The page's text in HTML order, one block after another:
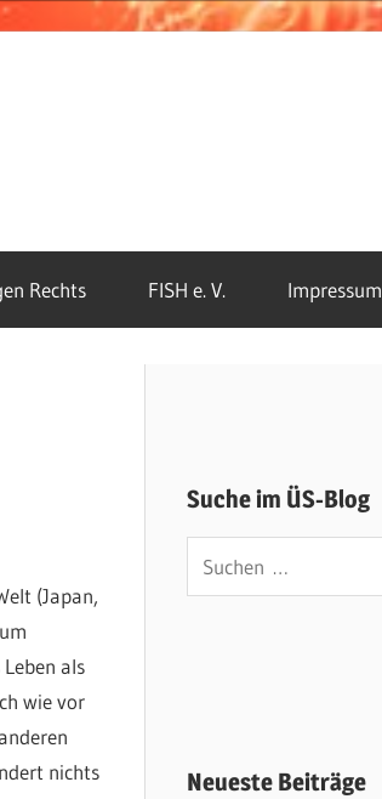
Rechts FISH e. V. Impressum
(Japan,
als
wie vor
nichts
Suche im ÜS-Blog
Neueste Beiträge